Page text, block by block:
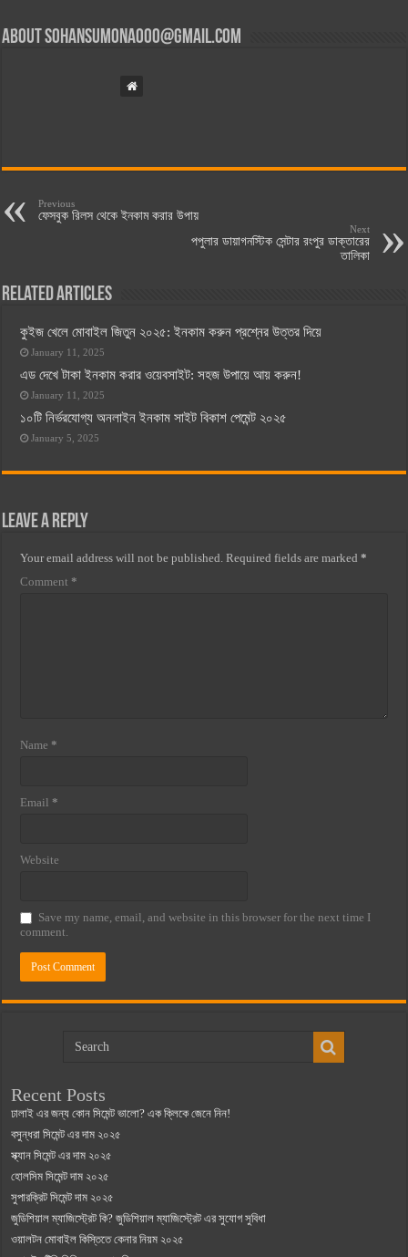
Aboutsohansumona000@gmail.com
Previous
ফেসবুক রিলস থেকে ইনকাম করার উপায়
Next
পপুলার ডায়াগনস্টিক সেন্টার রংপুর ডাক্তারের
তালিকা
Related Articles
কুইজ খেলে মোবাইল জিতুন ২০২৫: ইনকাম করুন প্রশ্নের উত্তর দিয়ে
January 11, 2025
এড দেখে টাকা ইনকাম করার ওয়েবসাইট: সহজ উপায়ে আয় করুন!
January 11, 2025
১০টি নির্ভরযোগ্য অনলাইন ইনকাম সাইট বিকাশ পেমেন্ট ২০২৫
January 5, 2025
Leave a Reply
Your email address will not be published. Required fields are marked*
Comment *
Name *
Email *
Website
Save my name, email, and website in this browser for the next time I
comment.
Recent Posts
ঢালাই এর জন্য কোন সিমেন্ট ভালো? এক ক্লিকে জেনে নিন!
বসুন্ধরা সিমেন্ট এর দাম ২০২৫
স্ক্যান সিমেন্ট এর দাম ২০২৫
হোলসিম সিমেন্ট দাম ২০২৫
সুপারক্রিট সিমেন্ট দাম ২০২৫
জুডিশিয়াল ম্যাজিস্ট্রেট কি? জুডিশিয়াল ম্যাজিস্ট্রেট এর সুযোগ সুবিধা
ওয়ালটন মোবাইল কিস্তিতে কেনার নিয়ম ২০২৫